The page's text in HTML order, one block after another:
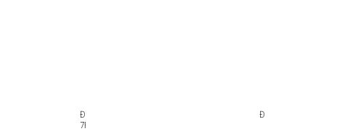
Đèn pin đội đầu LedLenser SEO
7R
Đèn pin Ledlenser P3